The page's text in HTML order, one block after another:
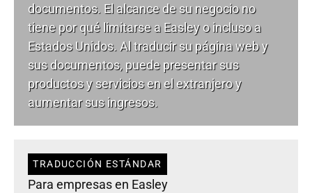
documentos. El alcance de su negocio no
tiene por qué limitarse a Easley o incluso a
Estados Unidos. Al traducir su página web y
sus documentos, puede presentar sus
productos y servicios en el extranjero y
aumentar sus ingresos.
TRADUCCIÓN ESTÁNDAR
Para empresas en Easley